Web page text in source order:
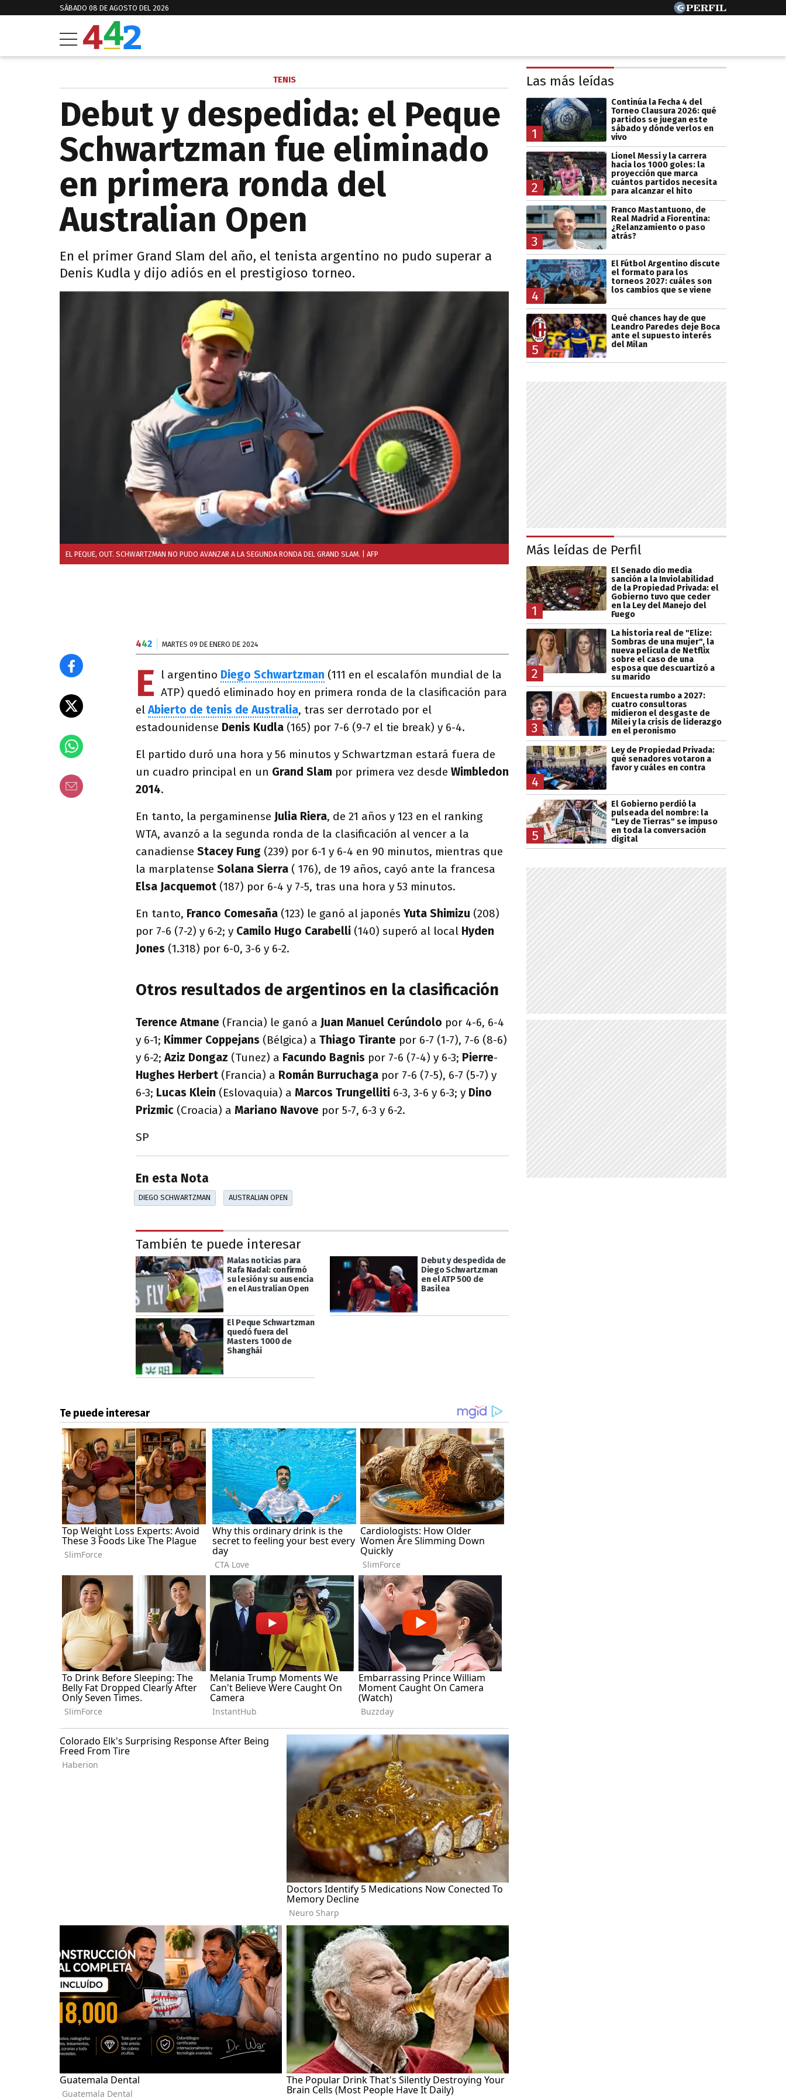
SÁBADO 08 DE AGOSTO DEL 2026
TENIS
Debut y despedida: el Peque
Schwartzman fue eliminado
en primera ronda del
Australian Open
En el primer Grand Slam del año, el tenista argentino no pudo superar a
Denis Kudla y dijo adiós en el prestigioso torneo.
EL PEQUE, OUT. SCHWARTZMAN NO PUDO AVANZAR A LA SEGUNDA RONDA DEL GRAND SLAM. | AFP
442 MARTES 09 DE ENERO DE 2024
E l argentino Diego Schwartzman (111 en el escalafón mundial de la
ATP) quedó eliminado hoy en primera ronda de la clasificación para
elAbierto de tenis de Australia, tras ser derrotado por el
estadounidense Denis Kudla (165) por 7-6 (9-7 el tie break) y 6-4.
El partido duró una hora y 56 minutos y Schwartzman estará fuera de
un cuadro principal en un Grand Slam por primera vez desde Wimbledon
2014.
En tanto, la pergaminense Julia Riera, de 21 años y 123 en el ranking
WTA, avanzó a la segunda ronda de la clasificación al vencer a la
canadiense Stacey Fung (239) por 6-1 y 6-4 en 90 minutos, mientras que
la marplatense Solana Sierra ( 176), de 19 años, cayó ante la francesa
Elsa Jacquemot (187) por 6-4 y 7-5, tras una hora y 53 minutos.
En tanto, Franco Comesaña (123) le ganó al japonés Yuta Shimizu (208)
por 7-6 (7-2) y 6-2; y Camilo Hugo Carabelli (140) superó al local Hyden
Jones (1.318) por 6-0, 3-6 y 6-2.
Otros resultados de argentinos en la clasificación
Terence Atmane (Francia) le ganó a Juan Manuel Cerúndolo por 4-6, 6-4
y 6-1; Kimmer Coppejans (Bélgica) a Thiago Tirante por 6-7 (1-7), 7-6 (8-6)
y 6-2;Aziz Dongaz (Tunez) a Facundo Bagnis por 7-6 (7-4) y 6-3; Pierre-
Hughes Herbert (Francia) a Román Burruchaga por 7-6 (7-5), 6-7 (5-7) y
6-3; Lucas Klein (Eslovaquia) a Marcos Trungelliti 6-3, 3-6 y 6-3; y Dino
Prizmic (Croacia) a Mariano Navove por 5-7, 6-3 y 6-2.
SP
En esta Nota
DIEGO SCHWARTZMAN AUSTRALIAN OPEN
También te puede interesar
Malas noticias para
Rafa Nadal: confirmó
su lesión y su ausencia
en el Australian Open
Debut y despedida de
Diego Schwartzman
en el ATP 500 de
Basilea
El Peque Schwartzman
quedó fuera del
Masters 1000 de
Shanghái
Las más leídas
1
Continúa la Fecha 4 del
Torneo Clausura 2026: qué
partidos se juegan este
sábado y dónde verlos en
vivo
2
Lionel Messi y la carrera
hacia los 1000 goles: la
proyección que marca
cuántos partidos necesita
para alcanzar el hito
3
Franco Mastantuono, de
Real Madrid a Fiorentina:
¿Relanzamiento o paso
atrás?
4
El Fútbol Argentino discute
el formato para los
torneos 2027: cuáles son
los cambios que se viene
5
Qué chances hay de que
Leandro Paredes deje Boca
ante el supuesto interés
del Milan
Más leídas de Perfil
1
El Senado dio media
sanción a la Inviolabilidad
de la Propiedad Privada: el
Gobierno tuvo que ceder
en la Ley del Manejo del
Fuego
2
La historia real de "Elize:
Sombras de una mujer", la
nueva película de Netflix
sobre el caso de una
esposa que descuartizó a
su marido
3
Encuesta rumbo a 2027:
cuatro consultoras
midieron el desgaste de
Milei y la crisis de liderazgo
en el peronismo
4
Ley de Propiedad Privada:
qué senadores votaron a
favor y cuáles en contra
5
El Gobierno perdió la
pulseada del nombre: la
"Ley de Tierras" se impuso
en toda la conversación
digital